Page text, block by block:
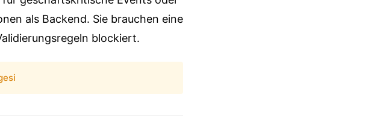
als Backend. Sie brauchen eine
blockiert.